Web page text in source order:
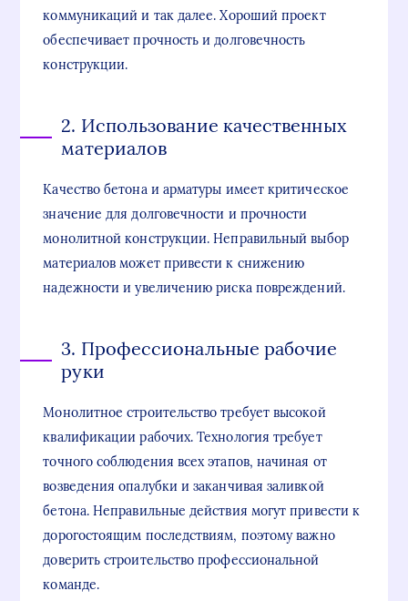
коммуникаций и так далее. Хороший проект
обеспечивает прочность и долговечность
конструкции.
2. Использование качественных
материалов
Качество бетона и арматуры имеет критическое
значение для долговечности и прочности
монолитной конструкции. Неправильный выбор
материалов может привести к снижению
надежности и увеличению риска повреждений.
3. Профессиональные рабочие
руки
Монолитное строительство требует высокой
квалификации рабочих. Технология требует
точного соблюдения всех этапов, начиная от
возведения опалубки и заканчивая заливкой
бетона. Неправильные действия могут привести к
дорогостоящим последствиям, поэтому важно
доверить строительство профессиональной
команде.